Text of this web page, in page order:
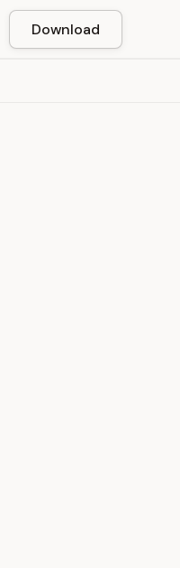
Download